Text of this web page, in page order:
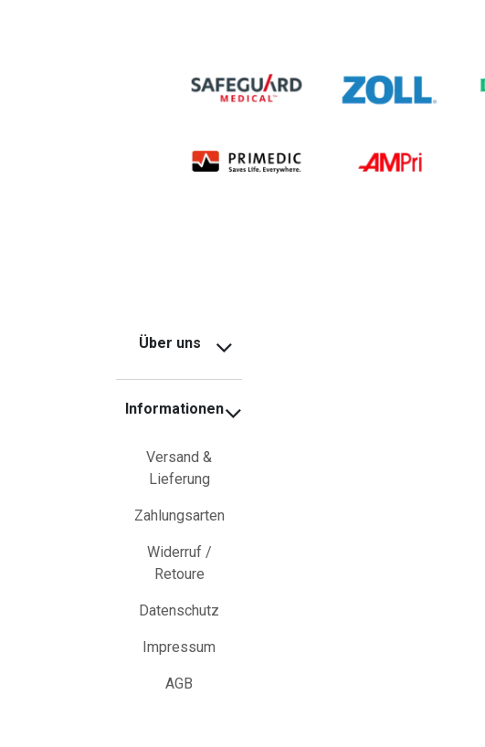
Über uns
Informationen
Versand &
Lieferung
Zahlungsarten
Widerruf /
Retoure
Datenschutz
Impressum
AGB